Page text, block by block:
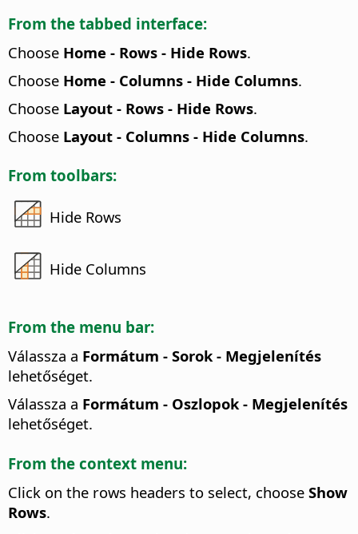
From the tabbed interface:
Choose Home - Rows - Hide Rows.
Choose Home - Columns - Hide Columns.
Choose Layout - Rows - Hide Rows.
Choose Layout - Columns - Hide Columns.
From toolbars:
Hide Rows
Hide Columns
From the menu bar:
Válassza a Formátum - Sorok - Megjelenítés
lehetőséget.
Válassza a Formátum - Oszlopok - Megjelenítés
lehetőséget.
From the context menu:
Click on the rows headers to select, choose Show
Rows.